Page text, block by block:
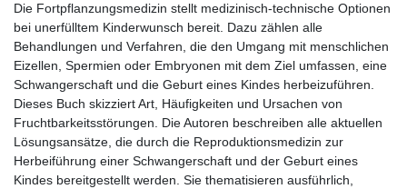
Die Fortpflanzungsmedizin stellt medizinisch-technische Optionen
bei unerfülltem Kinderwunsch bereit. Dazu zählen alle
Behandlungen und Verfahren, die den Umgang mit menschlichen
Eizellen, Spermien oder Embryonen mit dem Ziel umfassen, eine
Schwangerschaft und die Geburt eines Kindes herbeizuführen.
Dieses Buch skizziert Art, Häufigkeiten und Ursachen von
Fruchtbarkeitsstörungen. Die Autoren beschreiben alle aktuellen
Lösungsansätze, die durch die Reproduktionsmedizin zur
Herbeiführung einer Schwangerschaft und der Geburt eines
Kindes bereitgestellt werden. Sie thematisieren ausführlich,